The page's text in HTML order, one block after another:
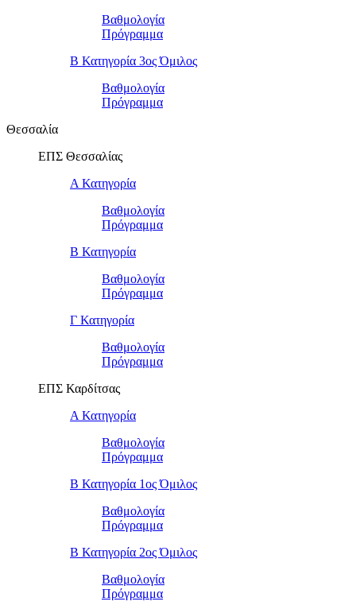
Βαθμολογία
Πρόγραμμα
Β Κατηγορία 3ος Όμιλος
Βαθμολογία
Πρόγραμμα
Θεσσαλία
ΕΠΣ Θεσσαλίας
Α Κατηγορία
Βαθμολογία
Πρόγραμμα
Β Κατηγορία
Βαθμολογία
Πρόγραμμα
Γ Κατηγορία
Βαθμολογία
Πρόγραμμα
ΕΠΣ Καρδίτσας
Α Κατηγορία
Βαθμολογία
Πρόγραμμα
Β Κατηγορία 1ος Όμιλος
Βαθμολογία
Πρόγραμμα
Β Κατηγορία 2ος Όμιλος
Βαθμολογία
Πρόγραμμα